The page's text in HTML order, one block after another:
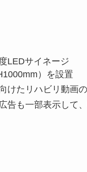
LEDサイネージ
）を設置
けたリハビリ動画の
告も一部表示して